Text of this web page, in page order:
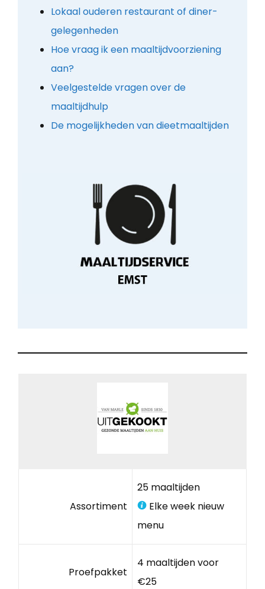
Lokaal ouderen restaurant of diner-
gelegenheden
Hoe vraag ik een maaltijdvoorziening
aan?
Veelgestelde vragen over de
maaltijdhulp
De mogelijkheden van dieetmaaltijden
Assortiment
25 maaltijden
Elke week nieuw
menu
Proefpakket
4 maaltijden voor
€25